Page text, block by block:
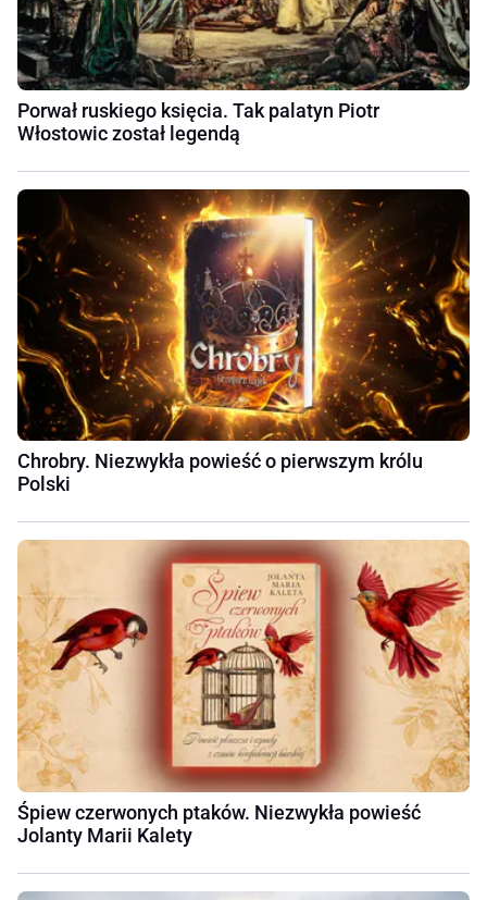
Porwał ruskiego księcia. Tak palatyn Piotr
Włostowic został legendą
Chrobry. Niezwykła powieść o pierwszym królu
Polski
Śpiew czerwonych ptaków. Niezwykła powieść
Jolanty Marii Kalety